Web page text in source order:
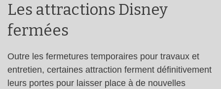
Les attractions Disney
fermées
Outre les fermetures temporaires pour travaux et
entretien, certaines attraction ferment définitivement
leurs portes pour laisser place à de nouvelles